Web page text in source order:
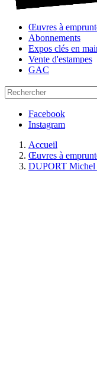
Œuvres à
Abonnements
Expos clés en
Vente d'estampes
GAC
Facebook
Instagram
Accueil
Œuvres à
DUPORT Michel